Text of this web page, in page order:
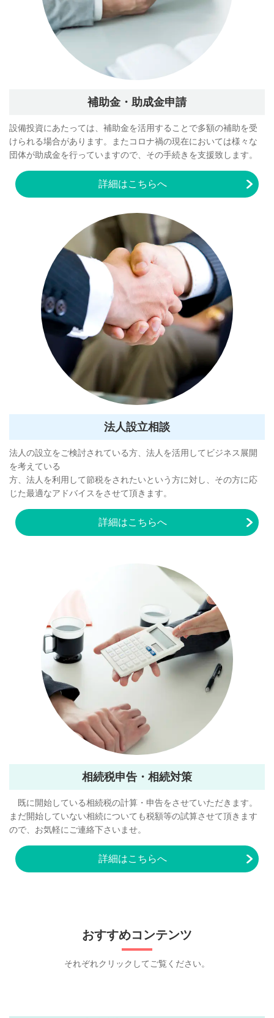
補助金・助成金申請
設備投資にあたっては、補助金を活用することで多額の補助を受
けられる場合があります。またコロナ禍の現在においては様々な
団体が助成金を行っていますので、その手続きを支援致します。
詳細はこちらへ
法⼈設⽴相談
法⼈の設⽴をご検討されている⽅、法⼈を活⽤してビジネス展開
を考えている
⽅、法⼈を利⽤して節税をされたいという⽅に対し、その方に応
じた最適なアドバイスをさせて頂きます。
詳細はこちらへ
相続税申告・相続対策
既に開始している相続税の計算・申告をさせていただきます。
まだ開始していない相続についても税額等の試算させて頂きます
ので、お気軽にご連絡下さいませ。
詳細はこちらへ
おすすめコンテンツ
それぞれクリックしてご覧ください。